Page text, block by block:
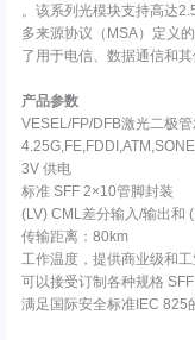
。该系列光模块支持高达
多来源协议（MSA）定义
了用于电信、数据通信和
产品参数
VESEL/FP/DFB激光二极
3V 供电
标准 SFF 2×10管脚封装
(LV) CML差分输入/输出和
传输距离：80km
工作温度，提供商业级和
可以接受订制各种规格
满足国际安全标准IEC 825